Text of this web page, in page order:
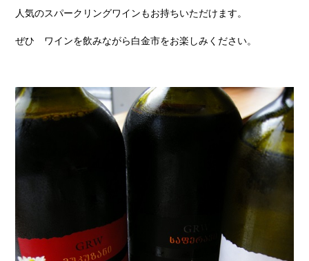
人気のスパークリングワインもお持ちいただけます。
ぜひ ワインを飲みながら白金市をお楽しみください。